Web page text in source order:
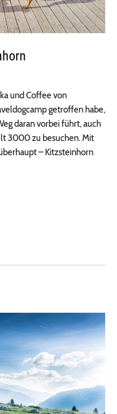
und Coffee von
getroffen habe,
daran vorbei führt, auch
3000 zu besuchen. Mit
– Kitzsteinhorn